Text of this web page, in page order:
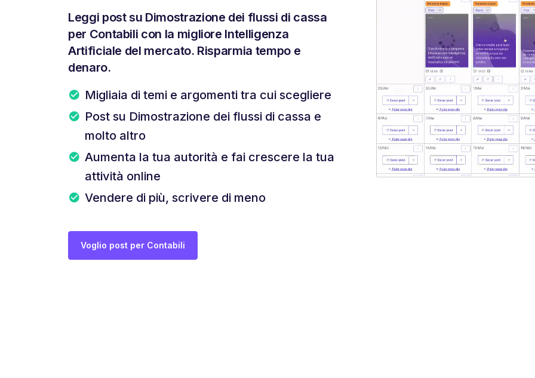
Leggi post su Dimostrazione dei flussi di cassa
per Contabili con la migliore Intelligenza
Artificiale del mercato. Risparmia tempo e
denaro.
Migliaia di temi e argomenti tra cui scegliere
Post su Dimostrazione dei flussi di cassa e
molto altro
Aumenta la tua autorità e fai crescere la tua
attività online
Vendere di più, scrivere di meno
Voglio post per Contabili